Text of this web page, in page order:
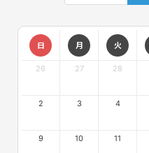
日 月 火
26 27 28
2 3 4
9 10 11